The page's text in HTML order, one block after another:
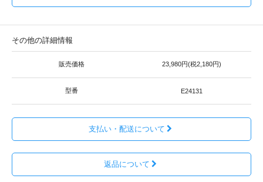
その他の詳細情報
販売価格 23,980円(税2,180円)
型番 E24131
支払い・配送について
返品について